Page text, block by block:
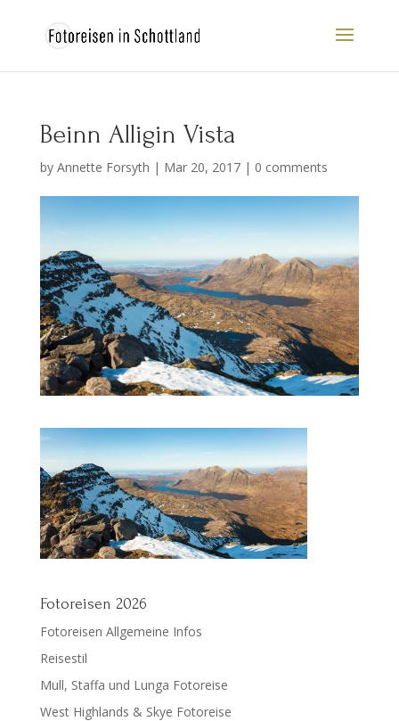
Beinn Alligin Vista
by Annette Forsyth | Mar 20, 2017| 0 comments
Fotoreisen 2026
Fotoreisen Allgemeine Infos
Reisestil
Mull, Staffa und Lunga Fotoreise
West Highlands & Skye Fotoreise